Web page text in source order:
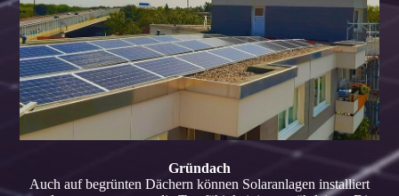
Gründach
Auch auf begrünten Dächern können Solaranlagen installiert